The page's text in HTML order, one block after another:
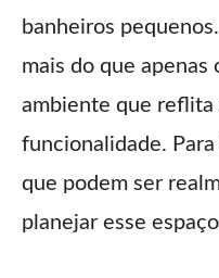
banheiros pequenos.
mais do que apenas
ambiente que
funcionalidade.
que podem ser
planejar esse